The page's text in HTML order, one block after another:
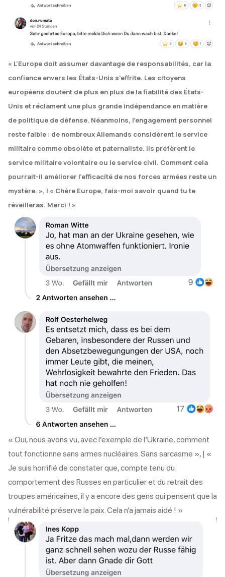
« L'Europe doit assumer davantage de responsabilités, car la
confiance envers les États-Unis s'effrite. Les citoyens
européens doutent de plus en plus de la fiabilité des États-
Unis et réclament une plus grande indépendance en matière
de politique de défense. Néanmoins, l'engagement personnel
reste faible : de nombreux Allemands considèrent le service
militaire comme obsolète et paternaliste. Ils préfèrent le
service militaire volontaire ou le service civil. Comment cela
pourrait-il améliorer l'efficacité de nos forces armées reste un
mystère. », | « Chère Europe, fais-moi savoir quand tu te
réveilleras. Merci ! »
« Oui, nous avons vu, avec l’exemple de l’Ukraine, comment
tout fonctionne sans armes nucléaires. Sans sarcasme », | «
Je suis horrifié de constater que, compte tenu du
comportement des Russes en particulier et du retrait des
troupes américaines, il y a encore des gens qui pensent que la
vulnérabilité préserve la paix. Cela n’a jamais aidé ! »